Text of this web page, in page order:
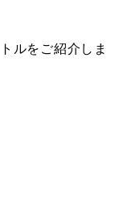
ルをご紹介しま